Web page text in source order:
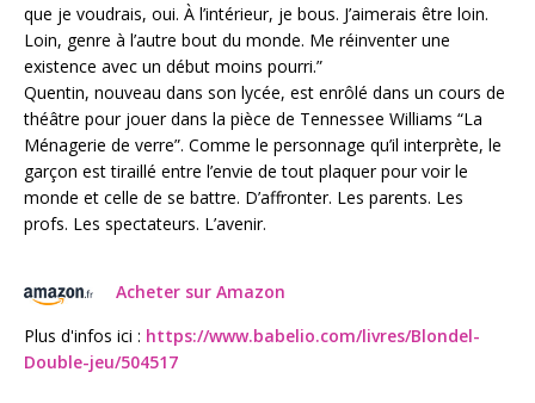
que je voudrais, oui. À l’intérieur, je bous. J’aimerais être loin.
Loin, genre à l’autre bout du monde. Me réinventer une
existence avec un début moins pourri.”
Quentin, nouveau dans son lycée, est enrôlé dans un cours de
théâtre pour jouer dans la pièce de Tennessee Williams “La
Ménagerie de verre”. Comme le personnage qu’il interprète, le
garçon est tiraillé entre l’envie de tout plaquer pour voir le
monde et celle de se battre. D’affronter. Les parents. Les
profs. Les spectateurs. L’avenir.
Acheter sur Amazon
Plus d'infos ici : https://www.babelio.com/livres/Blondel-
Double-jeu/504517